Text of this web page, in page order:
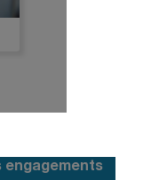
engagements